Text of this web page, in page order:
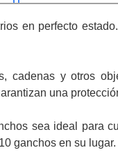
en perfecto
cadenas y otros
una
sea ideal para
ganchos en su lugar.